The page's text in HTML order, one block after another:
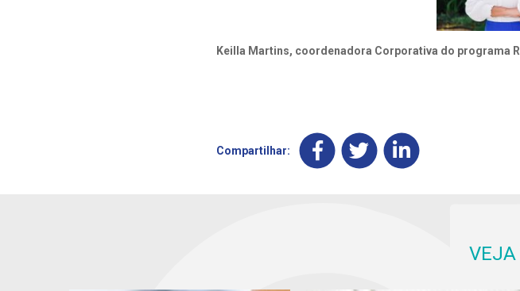
Keilla Martins, coordenadora Corporativa do programa
Compartilhar:
VEJA